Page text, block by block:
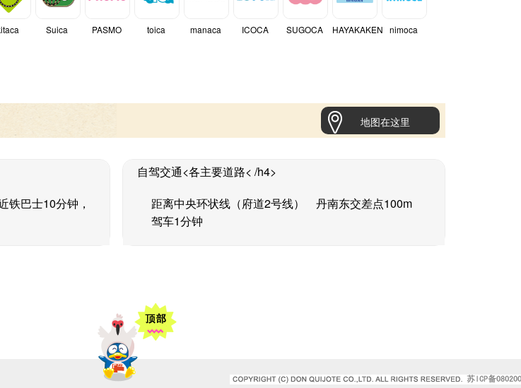
Suica PASMO toica manaca ICOCA SUGOCA HAYAKAKEN nimoca
地图在这里
铁巴士10分钟，
自驾交通<各主要道路< /h4>
距离中央环状线（府道2号线） 丹南东交差点100m
驾车1分钟